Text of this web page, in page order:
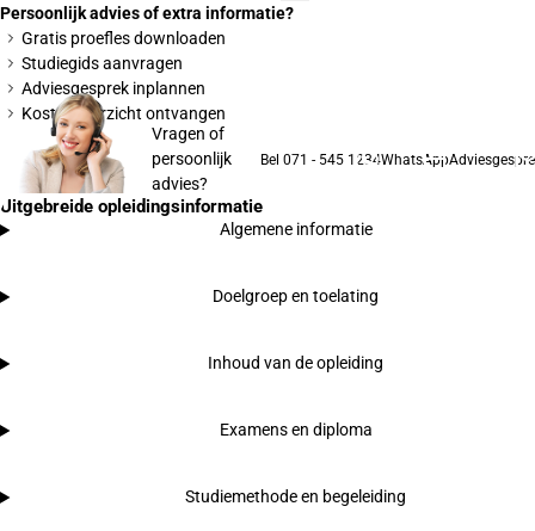
Persoonlijk advies of extra informatie?
Gratis proefles downloaden
Studiegids aanvragen
Adviesgesprek inplannen
Kostenoverzicht ontvangen
Vragen of
persoonlijk
advies?
Bel 071 - 545 1234WhatsApp
Uitgebreide opleidingsinformatie
Algemene informatie
Doelgroep en toelating
Inhoud van de opleiding
Examens en diploma
Studiemethode en begeleiding